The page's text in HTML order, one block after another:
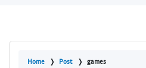
Home Post games